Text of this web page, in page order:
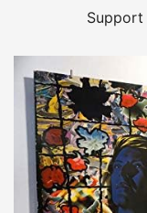
Support